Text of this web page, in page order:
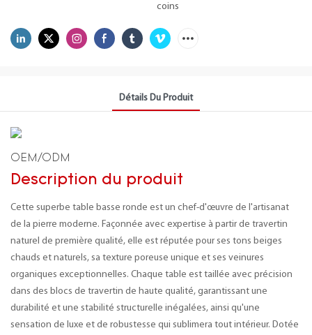
coins
Détails Du Produit
OEM/ODM
Description du produit
Cette superbe table basse ronde est un chef-d'œuvre de l'artisanat
de la pierre moderne. Façonnée avec expertise à partir de travertin
naturel de première qualité, elle est réputée pour ses tons beiges
chauds et naturels, sa texture poreuse unique et ses veinures
organiques exceptionnelles. Chaque table est taillée avec précision
dans des blocs de travertin de haute qualité, garantissant une
durabilité et une stabilité structurelle inégalées, ainsi qu'une
sensation de luxe et de robustesse qui sublimera tout intérieur. Dotée